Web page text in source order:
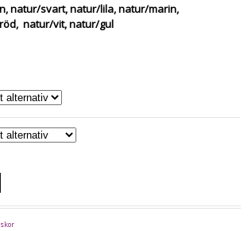
natur/svart, natur/lila, natur/marin,
natur/vit, natur/gul